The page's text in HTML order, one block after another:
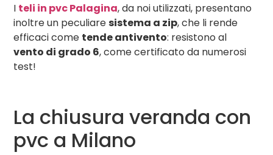
I teli in pvc Palagina, da noi utilizzati, presentano
inoltre un peculiaresistema a zip, che li rende
efficaci come tende antivento: resistono al
vento di grado 6, come certificato da numerosi
test!
La chiusura veranda con
pvc a Milano